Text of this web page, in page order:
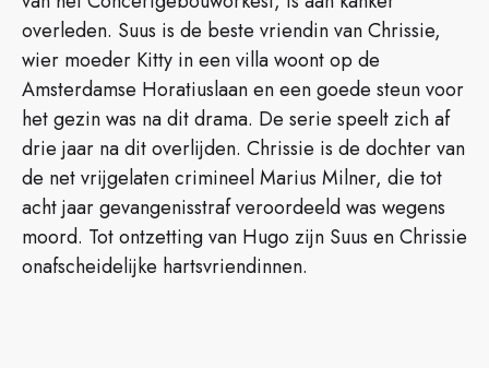
overleden. Suus is de beste vriendin van Chrissie,
wier moeder Kitty in een villa woont op de
Amsterdamse Horatiuslaan en een goede steun voor
het gezin was na dit drama. De serie speelt zich af
drie jaar na dit overlijden. Chrissie is de dochter van
de net vrijgelaten crimineel Marius Milner, die tot
acht jaar gevangenisstraf veroordeeld was wegens
moord. Tot ontzetting van Hugo zijn Suus en Chrissie
onafscheidelijke hartsvriendinnen.